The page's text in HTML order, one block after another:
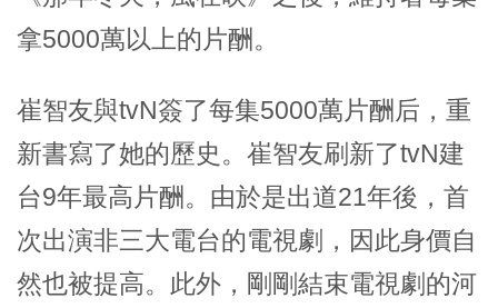
拿5000萬以上的片酬。
崔智友與tvN簽了每集5000萬片酬后，重
新書寫了她的歷史。崔智友刷新了tvN建
台9年最高片酬。由於是出道21年後，首
次出演非三大電台的電視劇，因此身價自
然也被提高。此外，剛剛結束電視劇的河